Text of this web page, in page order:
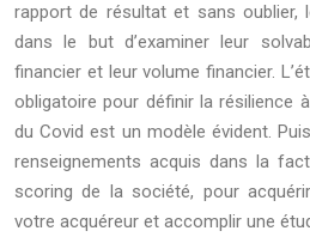
rapport de résultat et sans oublier,
dans le but d’examiner leur
financier et leur volume financier.
obligatoire pour définir la résilience
du Covid est un modèle évident.
renseignements acquis dans la
scoring de la société, pour
votre acquéreur et accomplir une